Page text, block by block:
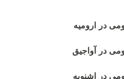
در ارومیه
در آواجیق
در اشنویه